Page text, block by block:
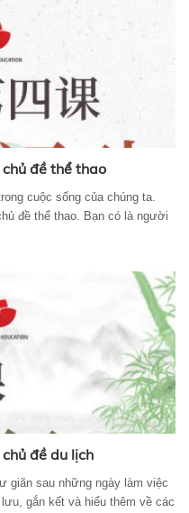
đề thể thao
cuộc sống của chúng ta.
đề thể thao. Bạn có là người
đề du lịch
giãn sau những ngày làm việc
gắn kết và hiểu thêm về các